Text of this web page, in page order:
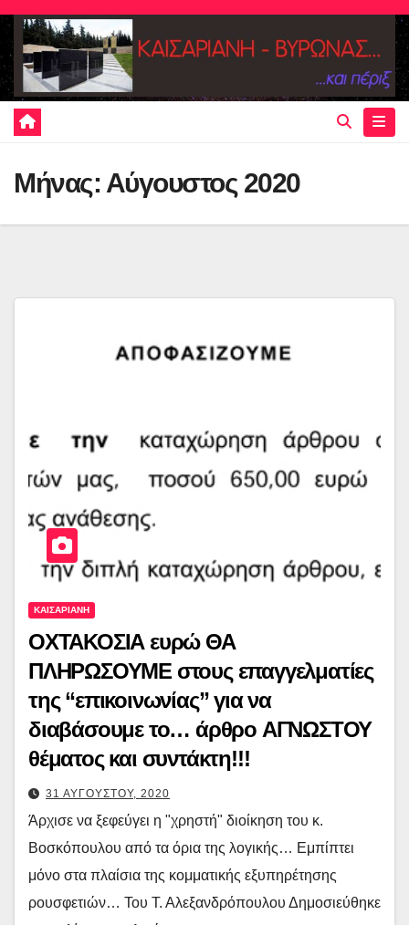
Skip
content
Μήνας: Αύγουστος 2020
ΚΑΙΣΑΡΙΑΝΗ
ΟΧΤΑΚΟΣΙΑ ευρώ ΘΑ
ΠΛΗΡΩΣΟΥΜΕ στους επαγγελματίες
της “επικοινωνίας” για να
διαβάσουμε το… άρθρο ΑΓΝΩΣΤΟΥ
θέματος και συντάκτη!!!
31 ΑΥΓΟΥΣΤΟΥ, 2020
Άρχισε να ξεφεύγει η "χρηστή" διοίκηση του κ.
Βοσκόπουλου από τα όρια της λογικής… Εμπίπτει
μόνο στα πλαίσια της κομματικής εξυπηρέτησης
ρουσφετιών… Του Τ. Αλεξανδρόπουλου Δημοσιεύθηκε